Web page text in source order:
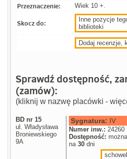
Przeznaczenie: Wiek 10 +.
Skocz do:
Inne pozycje
biblioteki
Dodaj recenzje,
Sprawdź dostępność,
(zamów):
(kliknij w nazwę placówki -
BD nr 15
ul. Władysława
Broniewskiego
9A
Sygnatura: IV
Numer inw.: 24260
Dostępność:
na30 dni